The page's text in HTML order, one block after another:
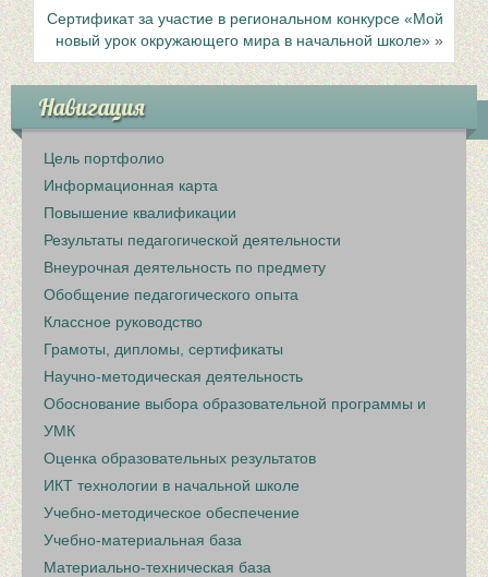
Сертификат за участие в региональном конкурсе «Мой
новый урок окружающего мира в начальной школе» »
Навигация
Цель портфолио
Информационная карта
Повышение квалификации
Результаты педагогической деятельности
Внеурочная деятельность по предмету
Обобщение педагогического опыта
Классное руководство
Грамоты, дипломы, сертификаты
Научно-методическая деятельность
Обоснование выбора образовательной программы и
УМК
Оценка образовательных результатов
ИКТ технологии в начальной школе
Учебно-методическое обеспечение
Учебно-материальная база
Материально-техническая база